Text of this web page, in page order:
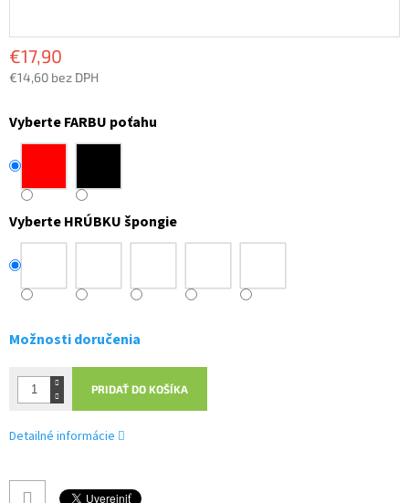
€17,90
€14,60 bez DPH
cena:
Vyberte FARBU poťahu
Vyberte HRÚBKU špongie
Možnosti doručenia
PRIDAŤ DO KOŠÍKA
Detailné informácie